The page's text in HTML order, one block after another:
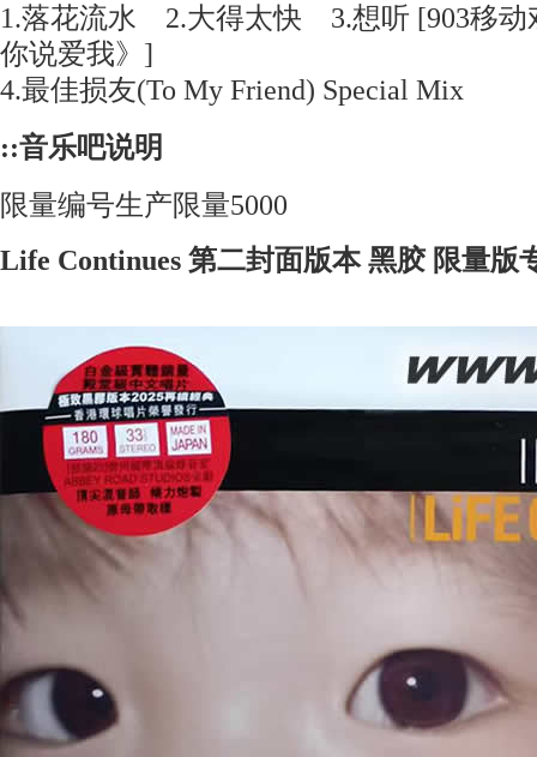
1.落花流水 2.大得太快 3.想听 [903移动
你说爱我》]
4.最佳损友(To My Friend) Special Mix
::音乐吧说明
限量编号生产限量5000
Life Continues 第二封面版本 黑胶 限量版